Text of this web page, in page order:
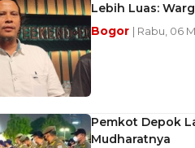
Lebih Luas:
Bogor | Rabu, 06
Pemkot Depok
Mudharatnya